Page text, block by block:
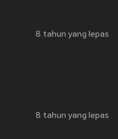
8 tahun yang lepas
8 tahun yang lepas